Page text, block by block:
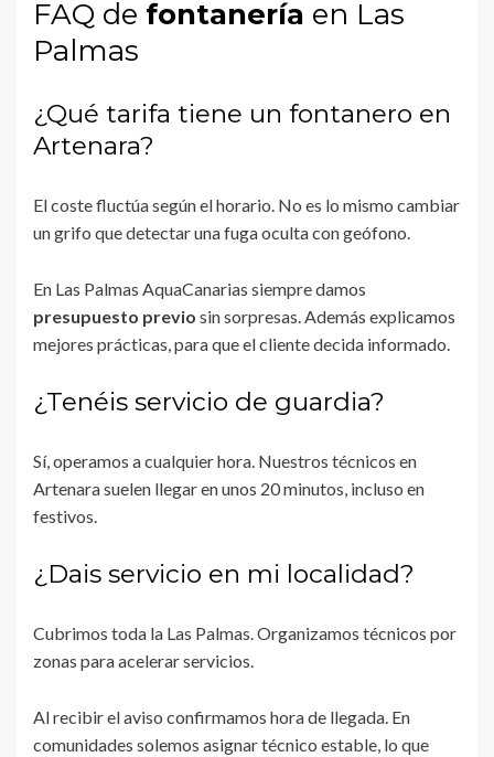
FAQ de fontanería en Las
Palmas
¿Qué tarifa tiene un fontanero en
Artenara?
El coste fluctúa según el horario. No es lo mismo cambiar
un grifo que detectar una fuga oculta con geófono.
En Las Palmas AquaCanarias siempre damos
presupuesto previo sin sorpresas. Además explicamos
mejores prácticas, para que el cliente decida informado.
¿Tenéis servicio de guardia?
Sí, operamos a cualquier hora. Nuestros técnicos en
Artenara suelen llegar en unos 20 minutos, incluso en
festivos.
¿Dais servicio en mi localidad?
Cubrimos toda la Las Palmas. Organizamos técnicos por
zonas para acelerar servicios.
Al recibir el aviso confirmamos hora de llegada. En
comunidades solemos asignar técnico estable, lo que